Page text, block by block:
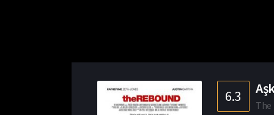
6.3
The